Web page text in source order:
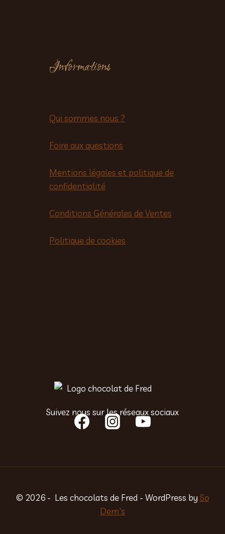
Informations
Qui sommes nous ?
Foire aux questions
Mentions légales et politique de
confidentialité
Conditions Générales de Ventes
Politique de cookies
Suivez nous sur les réseaux sociaux
© 2026 - Les chocolats de Fred - WordPress by So
Dem's